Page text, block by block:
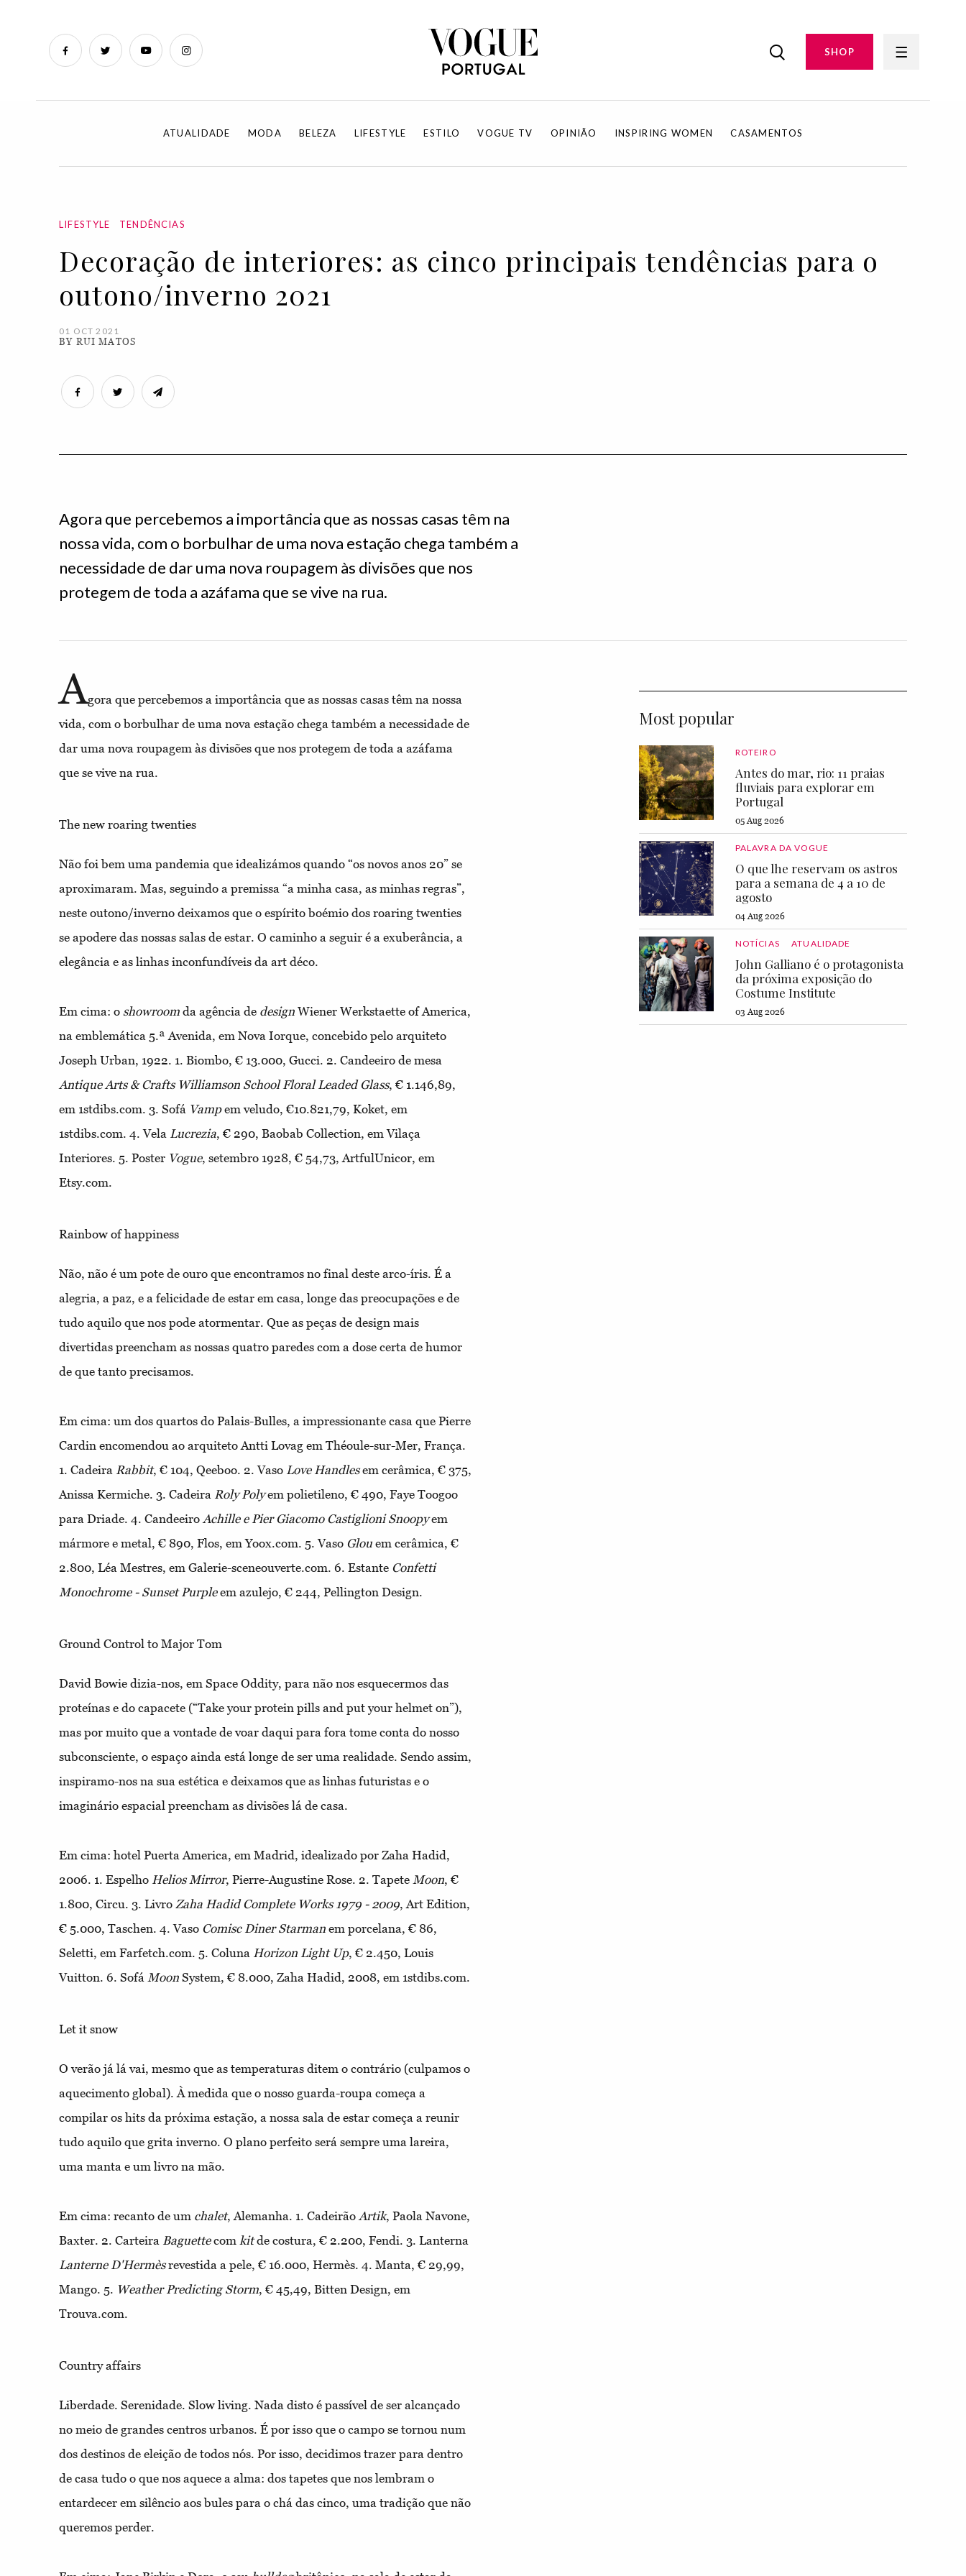
SHOP
ATUALIDADE MODA BELEZA LIFESTYLE ESTILO VOGUE TV OPINIÃO INSPIRING WOMEN CASAMENTOS
LIFESTYLE TENDÊNCIAS
Decoração de interiores: as cinco principais tendências para o
outono/inverno 2021
01 OCT 2021
BY RUI MATOS
Agora que percebemos a importância que as nossas casas têm na
nossa vida, com o borbulhar de uma nova estação chega também a
necessidade de dar uma nova roupagem às divisões que nos
protegem de toda a azáfama que se vive na rua.
Agora que percebemos a importância que as nossas casas têm na nossa
vida, com o borbulhar de uma nova estação chega também a necessidade de
dar uma nova roupagem às divisões que nos protegem de toda a azáfama
que se vive na rua.
The new roaring twenties
Não foi bem uma pandemia que idealizámos quando “os novos anos 20” se
aproximaram. Mas, seguindo a premissa “a minha casa, as minhas regras”,
neste outono/inverno deixamos que o espírito boémio dos roaring twenties
se apodere das nossas salas de estar. O caminho a seguir é a exuberância, a
elegância e as linhas inconfundíveis da art déco.
Em cima: o showroom da agência de design Wiener Werkstaette of America,
na emblemática 5.ª Avenida, em Nova Iorque, concebido pelo arquiteto
Joseph Urban, 1922. 1. Biombo, € 13.000, Gucci. 2. Candeeiro de mesa
Antique Arts & Crafts Williamson School Floral Leaded Glass, € 1.146,89,
em 1stdibs.com. 3. Sofá Vampem veludo, €10.821,79, Koket, em
1stdibs.com. 4. Vela Lucrezia, € 290, Baobab Collection, em Vilaça
Interiores. 5. Poster Vogue, setembro 1928, € 54,73, ArtfulUnicor, em
Etsy.com.
Rainbow of happiness
Não, não é um pote de ouro que encontramos no final deste arco-íris. É a
alegria, a paz, e a felicidade de estar em casa, longe das preocupações e de
tudo aquilo que nos pode atormentar. Que as peças de design mais
divertidas preencham as nossas quatro paredes com a dose certa de humor
de que tanto precisamos.
Em cima: um dos quartos do Palais-Bulles, a impressionante casa que Pierre
Cardin encomendou ao arquiteto Antti Lovag em Théoule-sur-Mer, França.
1. Cadeira Rabbit, € 104, Qeeboo. 2. Vaso Love Handlesem cerâmica, € 375,
Anissa Kermiche. 3. Cadeira Roly Polyem polietileno, € 490, Faye Toogoo
para Driade. 4. CandeeiroAchille e Pier Giacomo Castiglioni Snoopyem
mármore e metal, € 890, Flos, em Yoox.com. 5. Vaso Glou em cerâmica, €
2.800, Léa Mestres, em Galerie-sceneouverte.com. 6. Estante Confetti
Monochrome - Sunset Purpleem azulejo, € 244, Pellington Design.
Ground Control to Major Tom
David Bowie dizia-nos, em Space Oddity, para não nos esquecermos das
proteínas e do capacete (“Take your protein pills and put your helmet on”),
mas por muito que a vontade de voar daqui para fora tome conta do nosso
subconsciente, o espaço ainda está longe de ser uma realidade. Sendo assim,
inspiramo-nos na sua estética e deixamos que as linhas futuristas e o
imaginário espacial preencham as divisões lá de casa.
Em cima: hotel Puerta America, em Madrid, idealizado por Zaha Hadid,
2006. 1. Espelho Helios Mirror, Pierre-Augustine Rose. 2. Tapete Moon, €
1.800, Circu. 3. Livro Zaha Hadid Complete Works 1979 - 2009, Art Edition,
€ 5.000, Taschen. 4. Vaso Comisc Diner Starman em porcelana, € 86,
Seletti, em Farfetch.com. 5. Coluna Horizon Light Up, € 2.450, Louis
Vuitton. 6. Sofá Moon System, € 8.000, Zaha Hadid, 2008, em 1stdibs.com.
Let it snow
O verão já lá vai, mesmo que as temperaturas ditem o contrário (culpamos o
aquecimento global). À medida que o nosso guarda-roupa começa a
compilar os hits da próxima estação, a nossa sala de estar começa a reunir
tudo aquilo que grita inverno. O plano perfeito será sempre uma lareira,
uma manta e um livro na mão.
Em cima: recanto de um chalet, Alemanha. 1. CadeirãoArtik, Paola Navone,
Baxter. 2. Carteira Baguettecom kitde costura, € 2.200, Fendi. 3. Lanterna
Lanterne D'Hermèsrevestida a pele, € 16.000, Hermès. 4. Manta, € 29,99,
Mango. 5. Weather Predicting Storm, € 45,49, Bitten Design, em
Trouva.com.
Country affairs
Liberdade. Serenidade. Slow living. Nada disto é passível de ser alcançado
no meio de grandes centros urbanos. É por isso que o campo se tornou num
dos destinos de eleição de todos nós. Por isso, decidimos trazer para dentro
de casa tudo o que nos aquece a alma: dos tapetes que nos lembram o
entardecer em silêncio aos bules para o chá das cinco, uma tradição que não
queremos perder.
Most popular
ROTEIRO
Antes do mar, rio: 11 praias
fluviais para explorar em
Portugal
05 Aug 2026
PALAVRA DA VOGUE
O que lhe reservam os astros
para a semana de 4 a 10 de
agosto
04 Aug 2026
NOTÍCIAS ATUALIDADE
John Galliano é o protagonista
da próxima exposição do
Costume Institute
03 Aug 2026